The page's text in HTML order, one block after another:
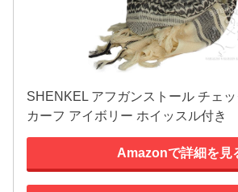
SHENKEL アフガンストール チェ
カーフ アイボリー ホイッスル付き
Amazonで詳細を見